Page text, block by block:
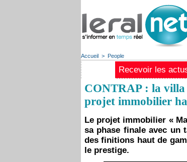
Accueil > People
Recevoir les
CONTRAP : la
projet immobilier
Le projet immobilier «
sa phase finale avec un
des finitions haut de
le prestige.